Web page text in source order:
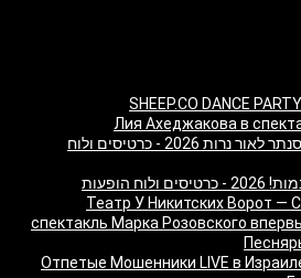
SHEEP.CO DANCE
Лия Ахеджакова в
משופן ועד AC/DC - מופע פסנתר לאור נרות 2026 - כרטיסים ולוח
הופעות
"Театр У Никитских Ворот —
спектакль Марка Розовского
Отпетые Мошенники LIVE в